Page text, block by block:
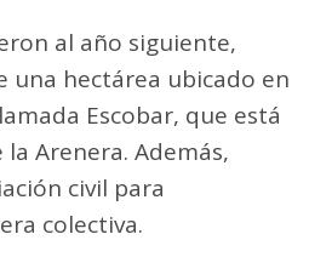
al año siguiente,
una hectárea ubicado en
Escobar, que está
Arenera. Además,
civil para
colectiva.